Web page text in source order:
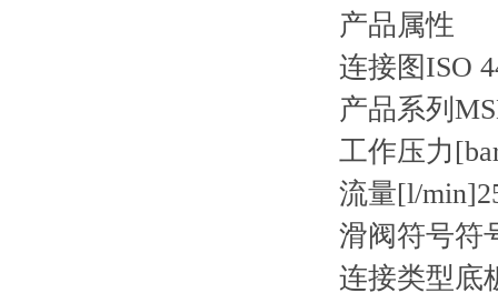
产品属性
连接图 ISO
产品系列
工作压力
流量[l/min]
滑阀符号符
连接类型底